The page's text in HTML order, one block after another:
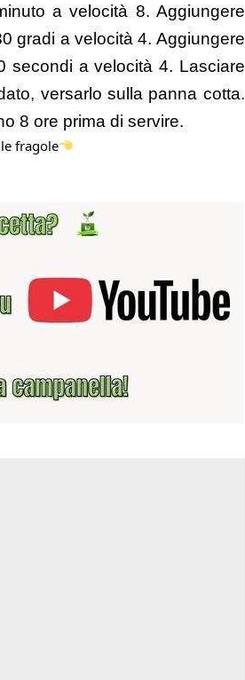
a velocità 8. Aggiungere
gradi a velocità 4. Aggiungere
secondi a velocità 4. Lasciare
versarlo sulla panna cotta.
8 ore prima di servire.
fragole